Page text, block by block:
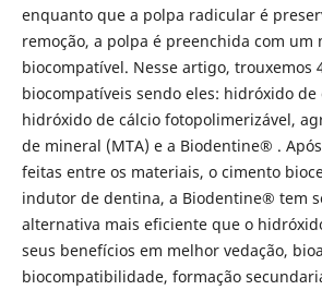
enquanto que a polpa radicular é
remoção, a polpa é preenchida com um
biocompatível. Nesse artigo, trouxemos
biocompatíveis sendo eles: hidróxido de
hidróxido de cálcio fotopolimerizável,
de mineral (MTA) e a Biodentine® .
feitas entre os materiais, o cimento
indutor de dentina, a Biodentine® tem
alternativa mais eficiente que o
seus benefícios em melhor vedação,
biocompatibilidade, formação